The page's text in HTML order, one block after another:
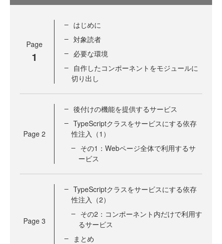
Page
1
はじめに
対象読者
必要な環境
自作したコンポーネントをモジュールに
切り出し
Page 2
後付けの機能を提供するサービス
TypeScriptクラスをサービスにする依存
性注入（1）
その1：Webページ全体で利用するサ
ービス
Page 3
TypeScriptクラスをサービスにする依存
性注入（2）
その2：コンポーネント内だけで利用す
るサービス
まとめ